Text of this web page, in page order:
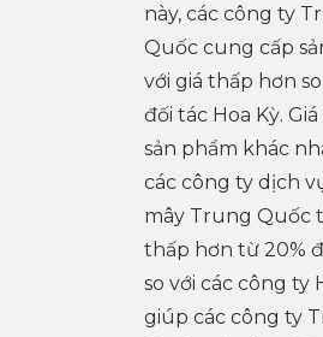
này, các công ty
Quốc cung cấp
với giá thấp hơn
đối tác Hoa Kỳ.
sản phẩm khác
các công ty dịch
mây Trung Quốc
thấp hơn từ 20%
so với các công ty
giúp các công ty